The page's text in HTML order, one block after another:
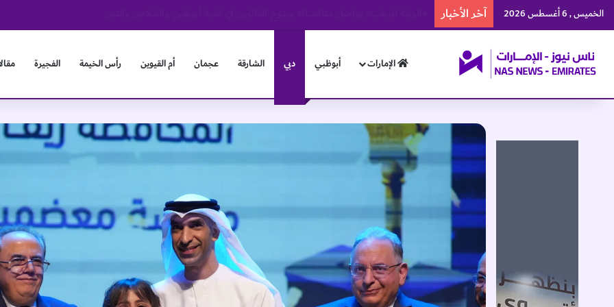
الخميس , 6 أغسطس 2026 آخر الأخبار
الإمارات أبوظبي دبي الشارقة عجمان أم القيوين رأس الخيمة الفجيرة